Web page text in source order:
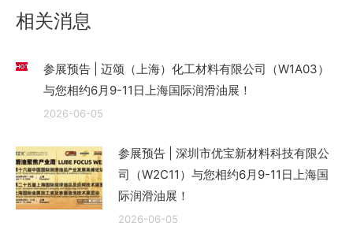
相关消息
参展预告 | 迈颂（上海）化工材料有限公司（W1A03）
与您相约6月9-11日上海国际润滑油展！
2026-06-05
参展预告 | 深圳市优宝新材料科技有限公
司（W2C11）与您相约6月9-11日上海国
际润滑油展！
2026-06-05